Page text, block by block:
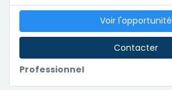
Professionnel
Voir l'opportunité
Contacter